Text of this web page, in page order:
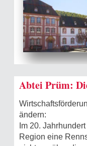
Abtei Prüm:
ändern:
Im 20.
Region eine